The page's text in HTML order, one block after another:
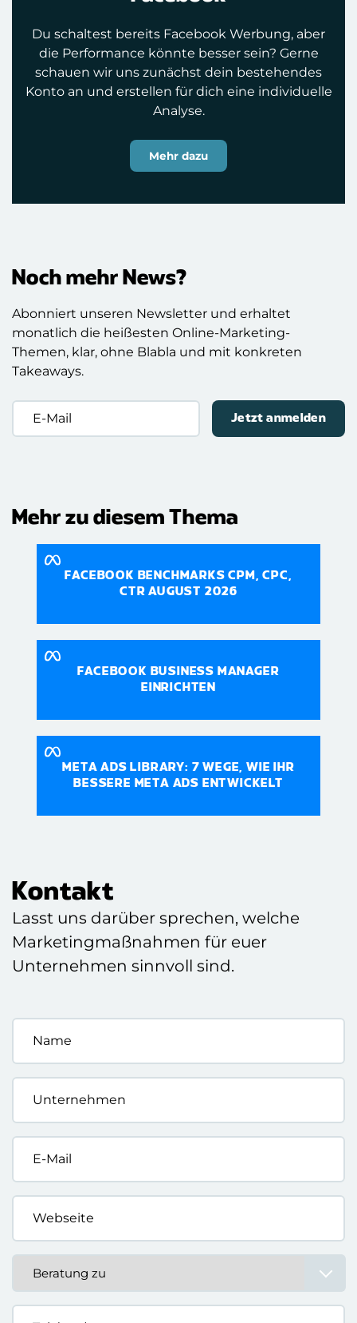
Du schaltest bereits Facebook Werbung, aber
die Performance könnte besser sein? Gerne
schauen wir uns zunächst dein bestehendes
Konto an und erstellen für dich eine individuelle
Analyse.
Mehr dazu
Noch mehr News?
Abonniert unseren Newsletter und erhaltet
monatlich die heißesten Online-Marketing-
Themen, klar, ohne Blabla und mit konkreten
Takeaways.
E-
Mail
Mehr zu diesem Thema
FACEBOOK BENCHMARKS CPM, CPC,
CTR AUGUST 2026
FACEBOOK BUSINESS MANAGER
EINRICHTEN
META ADS LIBRARY: 7 WEGE, WIE IHR
BESSERE META ADS ENTWICKELT
Kontakt
Lasst uns darüber sprechen, welche
Marketingmaßnahmen für euer
Unternehmen sinnvoll sind.
Name
Unternehmen
E-
Mail
*
Webseite
Tel.